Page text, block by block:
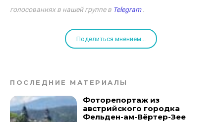
голосованиях в нашей группе в Telegram.
Поделиться мнением...
ПОСЛЕДНИЕ МАТЕРИАЛЫ
Фоторепортаж из
австрийского городка
Фельден-ам-Вёртер-Зее